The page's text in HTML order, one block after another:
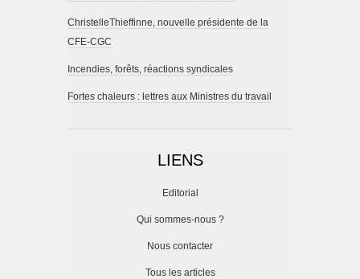
ChristelleThieffinne, nouvelle présidente de la
CFE-CGC
Incendies, forêts, réactions syndicales
Fortes chaleurs : lettres aux Ministres du travail
LIENS
Editorial
Qui sommes-nous ?
Nous contacter
Tous les articles